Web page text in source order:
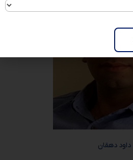
داود دهقان